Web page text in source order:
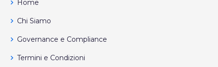
Home
Chi Siamo
Governance e Compliance
Termini e Condizioni